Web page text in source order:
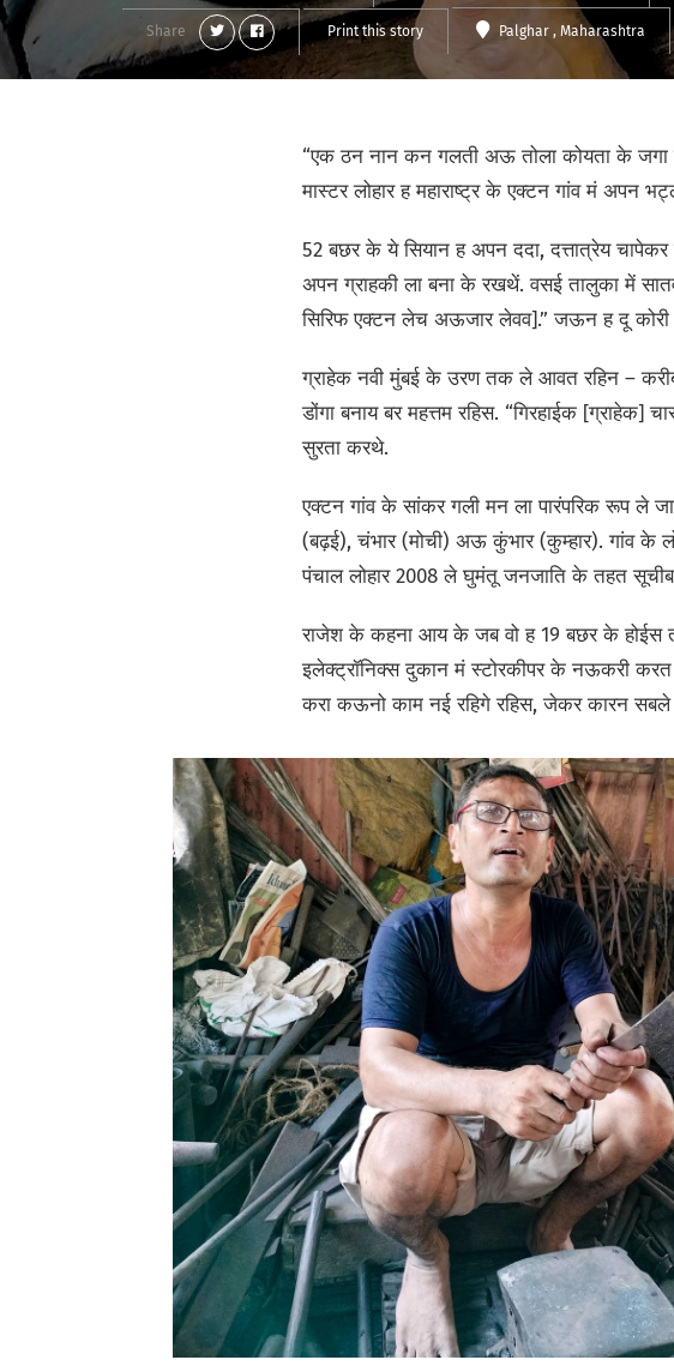
Share Print this story Palghar , Maharashtra
“एक ठन नान कन गलती अऊ तोला कोयता के जगा
मास्टर लोहार ह महाराष्ट्र के एक्टन गांव मं अपन
52 बछर के ये सियान ह अपन ददा, दत्तात्रेय
अपन ग्राहकी ला बना के रखथें. वसई तालुका में
सिरिफ एक्टन लेच अऊजार लेवव].” जऊन ह दू
ग्राहेक नवी मुंबई के उरण तक ले आवत रहिन –
डोंगा बनाय बर महत्तम रहिस. “गिरहाईक
सुरता करथे.
एक्टन गांव के सांकर गली मन ला पारंपरिक रूप ले
(बढ़ई), चंभार (मोची) अऊ कुंभार (कुम्हार). गांव के
पंचाल लोहार 2008 ले घुमंतू जनजाति के तहत
राजेश के कहना आय के जब वो ह 19 बछर के होईस
इलेक्ट्रॉनिक्स दुकान मं स्टोरकीपर के नऊकरी करत
करा कऊनो काम नई रहिगे रहिस, जेकर कारन सबले